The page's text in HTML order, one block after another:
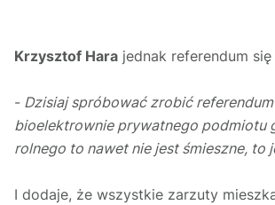
Krzysztof Hara jednak referendum
- Dzisiaj spróbować zrobić
bioelektrownie prywatnego podmiotu
rolnego to nawet nie jest śmieszne, to
I dodaje, że wszystkie zarzuty